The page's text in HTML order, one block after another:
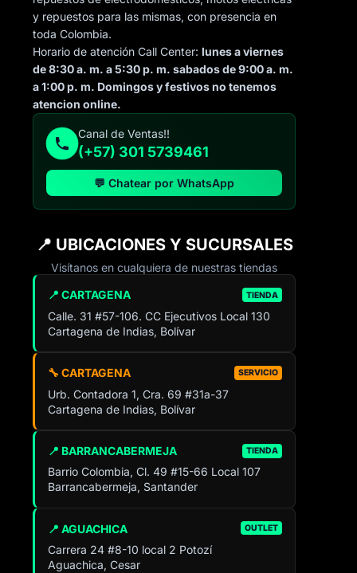
y repuestos para las mismas, con presencia en
toda Colombia.
Horario de atención Call Center:lunes a viernes
de 8:30 a. m. a 5:30 p. m. sabados de 9:00 a. m.
a 1:00 p. m. Domingos y festivos no tenemos
atencion online.
Canal de Ventas!!
(+57) 301 5739461
💬 Chatear por WhatsApp
📍 UBICACIONES Y SUCURSALES
Visítanos en cualquiera de nuestras tiendas
📍 CARTAGENA TIENDA
Calle. 31 #57-106. CC Ejecutivos Local 130
Cartagena de Indias, Bolívar
🔧 CARTAGENA SERVICIO
Urb. Contadora 1, Cra. 69 #31a-37
Cartagena de Indias, Bolívar
📍 BARRANCABERMEJA TIENDA
Barrio Colombia, Cl. 49 #15-66 Local 107
Barrancabermeja, Santander
📍 AGUACHICA OUTLET
Carrera 24 #8-10 local 2 Potozí
Aguachica, Cesar